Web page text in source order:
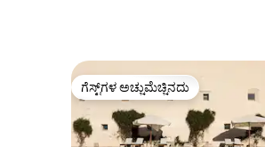
ಗೆಸ್ಟ್‌ಗಳ ಅಚ್ಚುಮೆಚ್ಚಿನದು
ಗೆಸ್ಟ್‌ಗಳ ಅಚ್ಚುಮೆಚ್ಚಿನದು